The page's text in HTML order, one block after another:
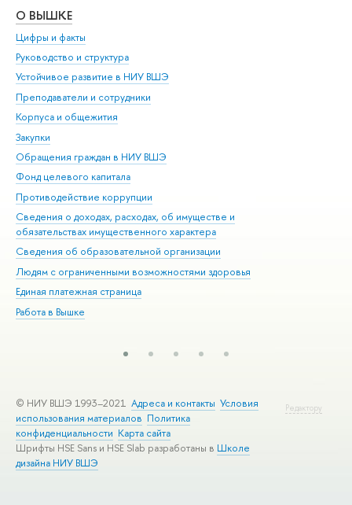
О ВЫШКЕ
Цифры и факты
Руководство и структура
Устойчивое развитие в НИУ ВШЭ
Преподаватели и сотрудники
Корпуса и общежития
Закупки
Обращения граждан в НИУ ВШЭ
Фонд целевого капитала
Противодействие коррупции
Сведения о доходах, расходах, об имуществе и
обязательствах имущественного характера
Сведения об образовательной организации
Людям с ограниченными возможностями здоровья
Единая платежная страница
Работа в Вышке
Редактору
© НИУ ВШЭ 1993–2021 Адреса и контакты Условия
использования материалов Политика
конфиденциальности Карта сайта
Шрифты HSE Sans и HSE Slab разработаны в Школе
дизайна НИУ ВШЭ